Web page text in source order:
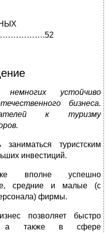
устойчиво
бизнеса.
к туризму
туристским
инвестиций.
вполне успешно
средние и малые (с
фирмы.
позволяет быстро
а также в сфере